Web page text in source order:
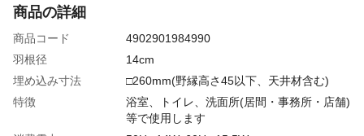
商品の詳細
商品コード
4902901984990
羽根径
14cm
埋め込み寸法
□260mm(野縁高さ45以下、天井材含む)
特徴
浴室、トイレ、洗面所(居間・事務所・店舗)
等で使用します